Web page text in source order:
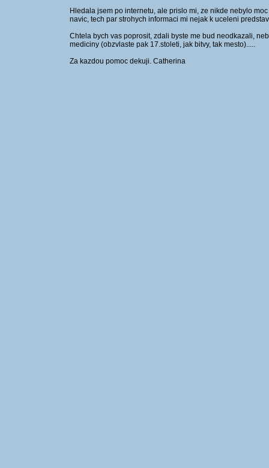
Hledala jsem po internetu, ale prislo mi, ze nikde nebylo
navic, tech par strohych informaci mi nejak k uceleni
Chtela bych vas poprosit, zdali byste me bud neodkazali,
mediciny (obzvlaste pak 17.stoleti, jak bitvy, tak mesto).....
Za kazdou pomoc dekuji. Catherina